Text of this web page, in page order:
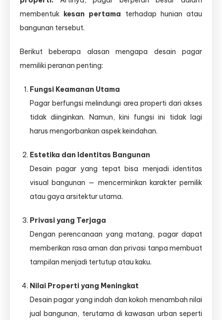
membentuk kesan pertama terhadap hunian atau
bangunan tersebut.
Berikut beberapa alasan mengapa desain pagar
memiliki peranan penting:
Fungsi Keamanan Utama
Pagar berfungsi melindungi area properti dari akses
tidak diinginkan. Namun, kini fungsi ini tidak lagi
harus mengorbankan aspek keindahan.
Estetika dan Identitas Bangunan
Desain pagar yang tepat bisa menjadi identitas
visual bangunan — mencerminkan karakter pemilik
atau gaya arsitektur utama.
Privasi yang Terjaga
Dengan perencanaan yang matang, pagar dapat
memberikan rasa aman dan privasi tanpa membuat
tampilan menjadi tertutup atau kaku.
Nilai Properti yang Meningkat
Desain pagar yang indah dan kokoh menambah nilai
jual bangunan, terutama di kawasan urban seperti